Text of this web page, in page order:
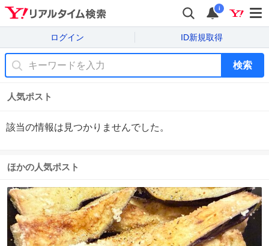
i
ログイン ID新規取得
検索
人気ポスト
該当の情報は見つかりませんでした。
ほかの人気ポスト